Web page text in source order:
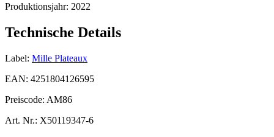
Produktionsjahr: 2022
Technische Details
Label: Mille Plateaux
EAN: 4251804126595
Preiscode: AM86
Art. Nr.: X50119347-6